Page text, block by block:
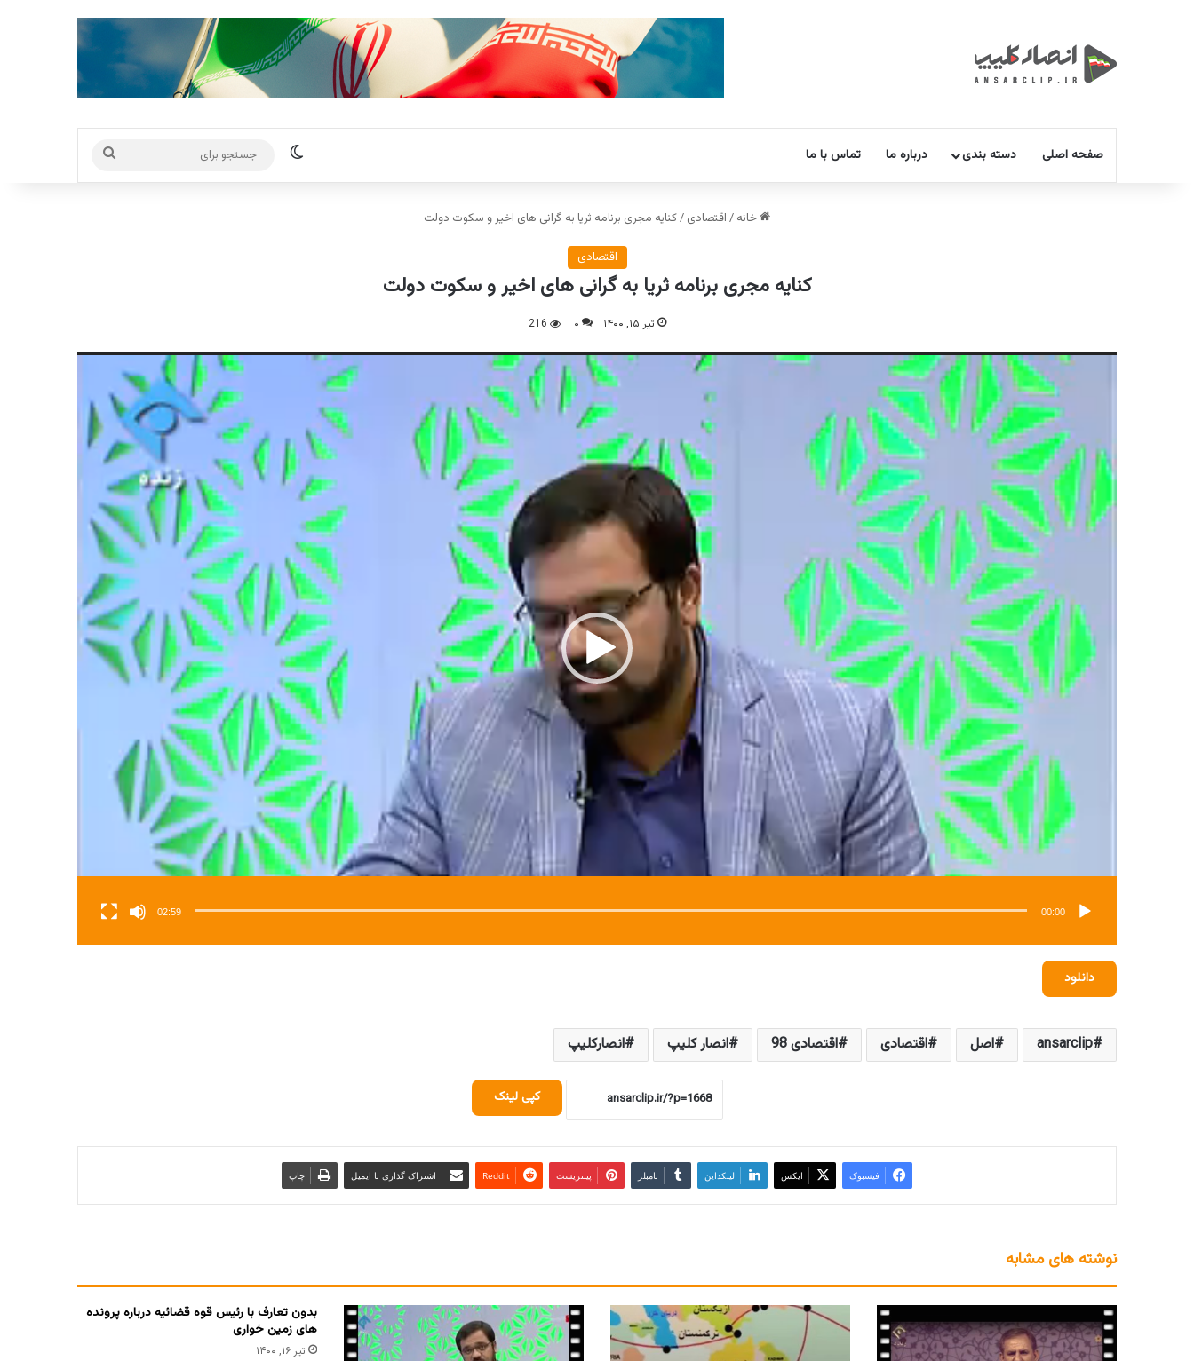
صفحه اصلی دسته بندی درباره ما تماس با ما تغییر پوسته
برای
خانه / اقتصادی /کنایه مجری برنامه ثریا به گرانی های اخیر و سکوت دولت
اقتصادی
کنایه مجری برنامه ثریا به گرانی های اخیر و سکوت دولت
تیر ۱۵, ۱۴۰۰ ۰ 216
نمایشگر
00:00
02:59
دانلود
ansarclip اصل اقتصادی اقتصادی 98 انصار کلیپ انصارکلیپ
کپی لینک
فیسبوک ایکس لینکداین تامبلر پینتریست Reddit اشتراک گذاری با ایمیل چاپ
نوشته های مشابه
بدون تعارف با رئیس قوه قضائیه درباره پرونده
های زمین خواری
تیر ۱۶, ۱۴۰۰